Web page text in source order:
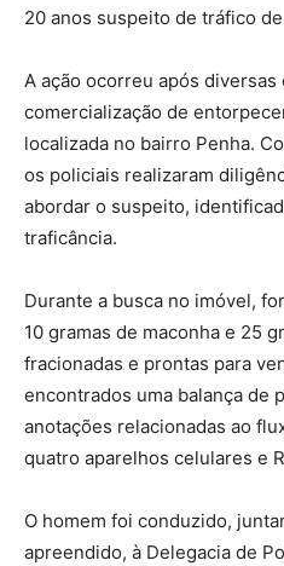
20 anos suspeito de tráfico
A ação ocorreu após
comercialização de
localizada no bairro Penha.
os policiais realizaram
abordar o suspeito,
traficância.
Durante a busca no imóvel,
10 gramas de maconha e 25
fracionadas e prontas para
encontrados uma balança de
anotações relacionadas ao
quatro aparelhos celulares e
O homem foi conduzido,
apreendido, à Delegacia de